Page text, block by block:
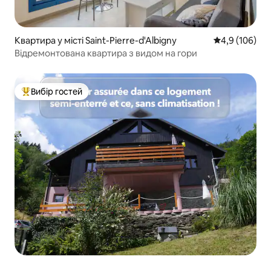
Квартира у місті Saint-Pierre-d'Albigny Середня
4,9 (106)
Відремонтована квартира з видом на гори
Топ вибір гостей
Вибір гостей